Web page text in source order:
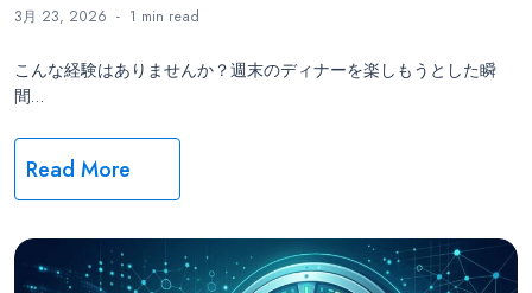
3月 23, 2026 1 min read
こんな経験はありませんか？週末のディナーを楽しもうとした瞬
間…
Read More